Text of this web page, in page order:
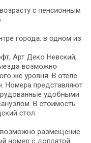
c пенсионным
города: в одном из
Арт Деко Невский,
возможно
же уровня. В отеле
Номера представляют
удобными
В стоимость
стол.
возможно размещение
номер с доплатой.